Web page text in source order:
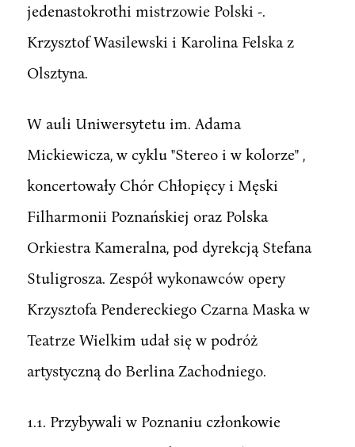
jedenastokrothi mistrzowie Polski -.
Krzysztof Wasilewski i Karolina Felska z
Olsztyna.
W auli Uniwersytetu im. Adama
Mickiewicza, w cyklu "Stereo i w kolorze" ,
koncertowały Chór Chłopięcy i Męski
Filharmonii Poznańskiej oraz Polska
Orkiestra Kameralna, pod dyrekcją Stefana
Stuligrosza. Zespół wykonawców opery
Krzysztofa Pendereckiego Czarna Maska w
Teatrze Wielkim udał się w podróż
artystyczną do Berlina Zachodniego.
1.1. Przybywali w Poznaniu członkowie